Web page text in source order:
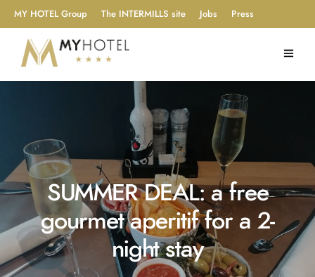
MY HOTEL Group The INTERMILLS site Jobs Press
SUMMER DEAL: a free
gourmet aperitif for a 2-
night stay